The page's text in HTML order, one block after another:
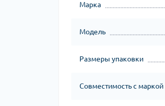
Марка
Модель
Размеры упаковки
Совместимость с маркой